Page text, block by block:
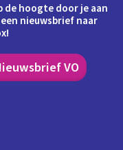
de hoogte door je aan
nieuwsbrief naar
VO